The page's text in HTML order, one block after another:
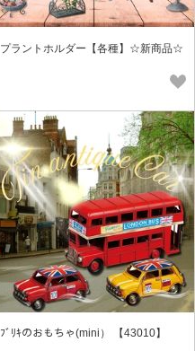
プラントホルダー【各種】☆新商品☆
ﾌﾞﾘｷのおもちゃ(mini） 【43010】